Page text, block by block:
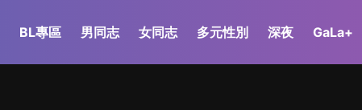
BL專區 男同志 女同志 多元性別 深夜 GaLa+